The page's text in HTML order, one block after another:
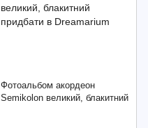
Фотоальбом акордеон
Semikolon великий, блакитний